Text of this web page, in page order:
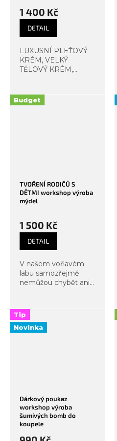
1 400 Kč
DETAIL
LUXUSNÍ PLEŤOVÝ
KRÉM, VELKÝ
TĚLOVÝ KRÉM,
třešňového květu,
mandle nebo šeříku v
Budget
TVOŘENÍ RODIČŮ S
DĚTMI workshop výroba
mýdel
1 500 Kč
DETAIL
V našem voňavém
labu samozřejmě
nemůžou chybět ani
rodiče s dítětem od 8
let. Z tohoto
kreativního tvořivého
Tip
Novinka
Dárkový poukaz
workshop výroba
šumivých bomb do
koupele